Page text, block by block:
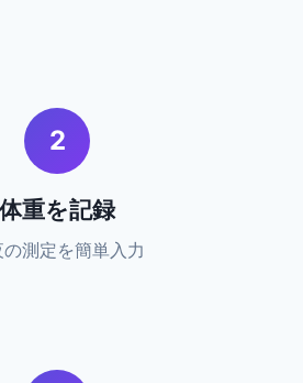
2
体重を記録
測定を簡単入力